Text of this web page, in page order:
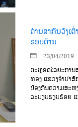
ດ່ານສາກົນວັງເຕົ່
ຮອບດ້ານ
23/04/2019
ຕະຫຼອດໄລຍະການ
ທອງ ແຂວງຈໍາປາສັ
ປ້ອງກັນຄວາມສະຫ
ລະບຽບຮຽບຮ້ອຍ